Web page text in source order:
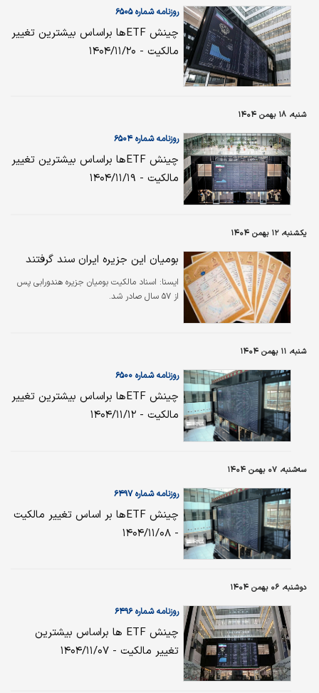
روزنامه شماره ۶۵۰۵
چینش ETFها براساس بیشترین تغییر
مالکیت - ۱۴۰۴/۱۱/۲۰
شنبه، ۱۸ بهمن ۱۴۰۴
روزنامه شماره ۶۵۰۴
چینش ETFها براساس بیشترین تغییر
مالکیت - ۱۴۰۴/۱۱/۱۹
یکشنبه، ۱۲ بهمن ۱۴۰۴
بومیان این جزیره ایران سند گرفتند
ايسنا: اسناد مالکیت بومیان جزیره هندورابی پس
از ۵۷ سال صادر شد.
شنبه، ۱۱ بهمن ۱۴۰۴
روزنامه شماره ۶۵۰۰
چینش ETFها براساس بیشترین تغییر
مالکیت - ۱۴۰۴/۱۱/۱۲
سه‌شنبه، ۰۷ بهمن ۱۴۰۴
روزنامه شماره ۶۴۹۷
چینش ETFها بر اساس تغییر مالکیت
- ۱۴۰۴/۱۱/۰۸
دوشنبه، ۰۶ بهمن ۱۴۰۴
روزنامه شماره ۶۴۹۶
چینش ETF ها براساس بیشترین
تغییر مالکیت - ۱۴۰۴/۱۱/۰۷